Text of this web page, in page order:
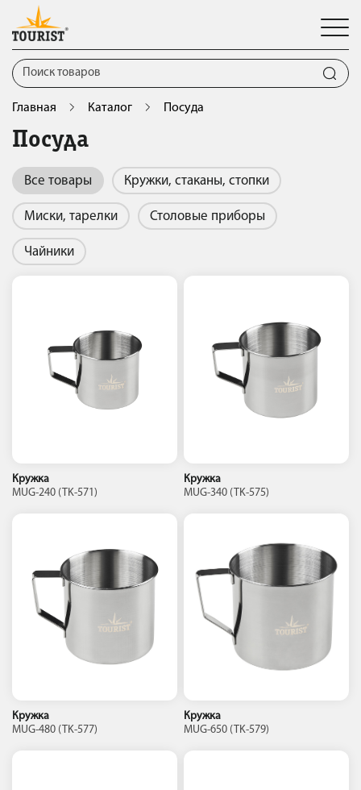
Главная Каталог Посуда
Посуда
Все товары Кружки, стаканы, стопки
Миски, тарелки Столовые приборы
Чайники
Кружка
MUG-240 (TK-571)
Кружка
MUG-340 (TK-575)
Кружка
MUG-480 (TK-577)
Кружка
MUG-650 (TK-579)